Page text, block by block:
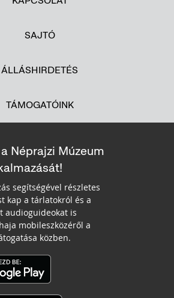
SAJTÓ
ÁLLÁSHIRDETÉS
TÁMOGATÓINK
Néprajzi Múzeum
segítségével részletes
kap a tárlatokról és a
audioguideokat is
mobileszközéről a
közben.